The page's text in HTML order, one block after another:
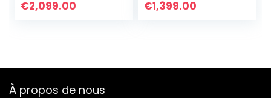
Bracelets De Perle
€2,099.00
Coquillage Doré
€1,399.00
À propos de nous